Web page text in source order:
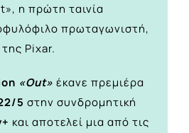
η πρώτη ταινία
πρωταγωνιστή,
Pixar.
«Out» έκανε πρεμιέρα
5 στην συνδρομητική
και αποτελεί μια από τις